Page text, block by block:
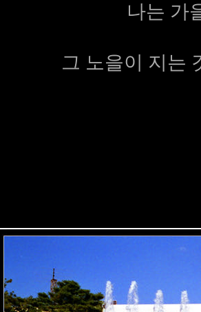
나는 가
그 노을이 지는